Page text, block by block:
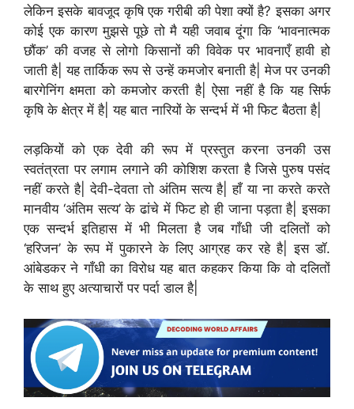
लेकिन इसके बावजूद कृषि एक गरीबी की पेशा क्यों है? इसका अगर
कोई एक कारण मुझसे पूछे तो मै यही जवाब दूंगा कि ‘भावनात्मक
छौंक’ की वजह से लोगो किसानों की विवेक पर भावनाएँ हावी हो
जाती है| यह तार्किक रूप से उन्हें कमजोर बनाती है| मेज पर उनकी
बारगेनिंग क्षमता को कमजोर करती है| ऐसा नहीं है कि यह सिर्फ
कृषि के क्षेत्र में है| यह बात नारियों के सन्दर्भ में भी फिट बैठता है|
लड़कियों को एक देवी की रूप में प्रस्तुत करना उनकी उस
स्वतंत्रता पर लगाम लगाने की कोशिश करता है जिसे पुरुष पसंद
नहीं करते है| देवी-देवता तो अंतिम सत्य है| हाँ या ना करते करते
मानवीय ‘अंतिम सत्य’ के ढांचे में फिट हो ही जाना पड़ता है| इसका
एक सन्दर्भ इतिहास में भी मिलता है जब गाँधी जी दलितों को
‘हरिजन’ के रूप में पुकारने के लिए आग्रह कर रहे है| इस डॉ.
आंबेडकर ने गाँधी का विरोध यह बात कहकर किया कि वो दलितों
के साथ हुए अत्याचारों पर पर्दा डाल है|